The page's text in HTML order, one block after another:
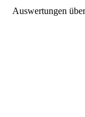
Auswer­tungen